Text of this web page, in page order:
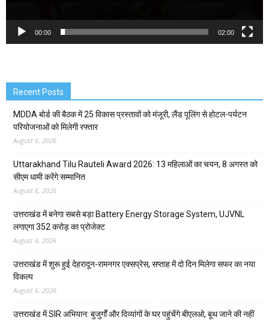
00:00 02:00
Recent Posts
MDDA बोर्ड की बैठक में 25 विकास प्रस्तावों को मंजूरी, लैंड पूलिंग से होटल-पर्यटन
परियोजनाओं को मिलेगी रफ्तार
August 6, 2026
Uttarakhand Tilu Rauteli Award 2026: 13 महिलाओं का चयन, 8 अगस्त को
सीएम धामी करेंगे सम्मानित
August 6, 2026
उत्तराखंड में बनेगा सबसे बड़ा Battery Energy Storage System, UJVNL
लगाएगा 352 करोड़ का प्रोजेक्ट
August 6, 2026
उत्तराखंड में शुरू हुई देहरादून-रामनगर एक्सप्रेस, सप्ताह में दो दिन मिलेगा सफर का नया
विकल्प
August 6, 2026
उत्तराखंड में SIR अभियान: बुजुर्गों और दिव्यांगों के घर पहुंचेंगे बीएलओ, बूथ जाने की नहीं